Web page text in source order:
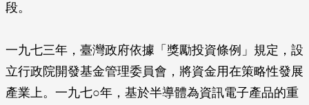
段。
一九七三年，臺灣政府依據「獎勵投資條例」規定，設
立行政院開發基金管理委員會，將資金用在策略性發展
產業上。一九七○年，基於半導體為資訊電子產品的重